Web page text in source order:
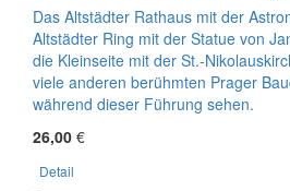
Das Altstädter Rathaus mit der
Altstädter Ring mit der Statue von
die Kleinseite mit der St.-
viele anderen berühmten Prager
während dieser Führung sehen.
26,00 €
Detail